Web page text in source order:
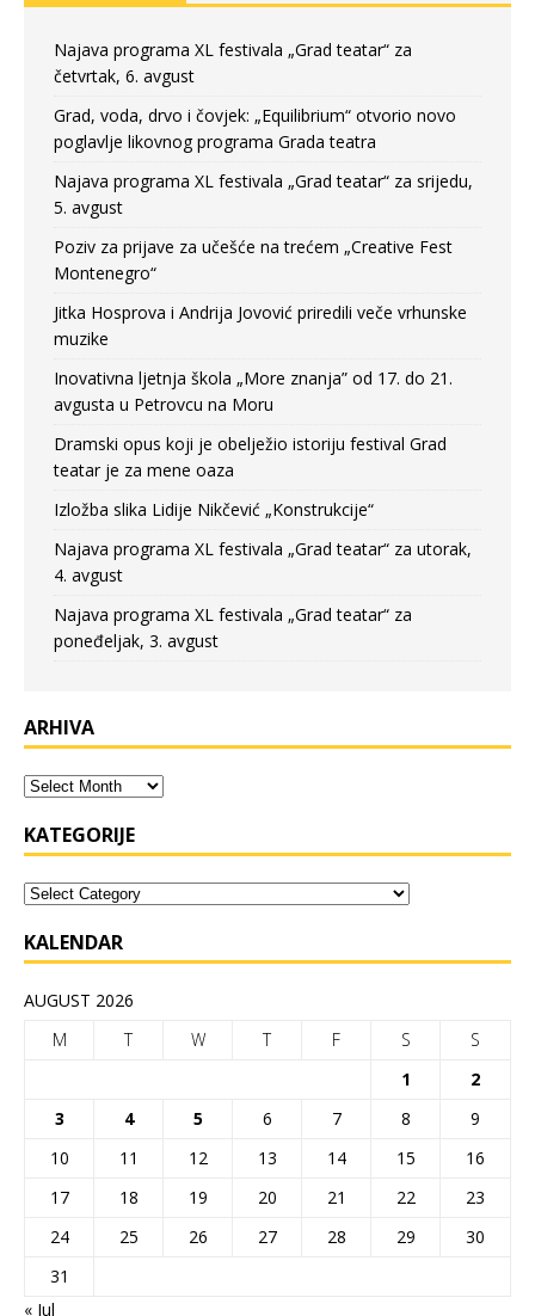
Najava programa XL festivala „Grad teatar“ za
četvrtak, 6. avgust
Grad, voda, drvo i čovjek: „Equilibrium“ otvorio novo
poglavlje likovnog programa Grada teatra
Najava programa XL festivala „Grad teatar“ za srijedu,
5. avgust
Poziv za prijave za učešće na trećem „Creative Fest
Montenegro“
Jitka Hosprova i Andrija Jovović priredili veče vrhunske
muzike
Inovativna ljetnja škola „More znanja” od 17. do 21.
avgusta u Petrovcu na Moru
Dramski opus koji je obelježio istoriju festival Grad
teatar je za mene oaza
Izložba slika Lidije Nikčević „Konstrukcije“
Najava programa XL festivala „Grad teatar“ za utorak,
4. avgust
Najava programa XL festivala „Grad teatar“ za
poneđeljak, 3. avgust
ARHIVA
KATEGORIJE
KALENDAR
AUGUST 2026
M
T W T F S
S
1
2
3
4 5 6 7 8
9
10
11 12 13 14 15
16
17
18 19 20 21 22
23
24
25 26 27 28 29
30
31
« Jul